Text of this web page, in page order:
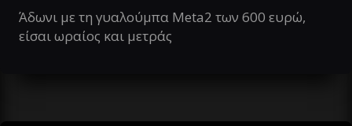
Άδωνι με τη γυαλούμπα Meta2 των 600 ευρώ,
είσαι ωραίος και μετράς